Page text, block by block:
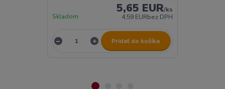
5,65 EUR/ks
4,59 EURbez DPH
Skladom
Pridať do košíka